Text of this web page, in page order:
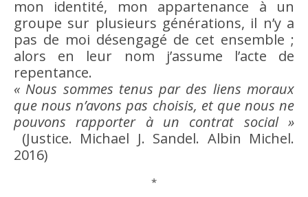
mon identité, mon appartenance à un
groupe sur plusieurs générations, il n’y a
pas de moi désengagé de cet ensemble ;
alors en leur nom j’assume l’acte de
repentance.
« Nous sommes tenus par des liens moraux
que nous n’avons pas choisis, et que nous ne
pouvons rapporter à un contrat social »
(Justice. Michael J. Sandel. Albin Michel.
2016)
*